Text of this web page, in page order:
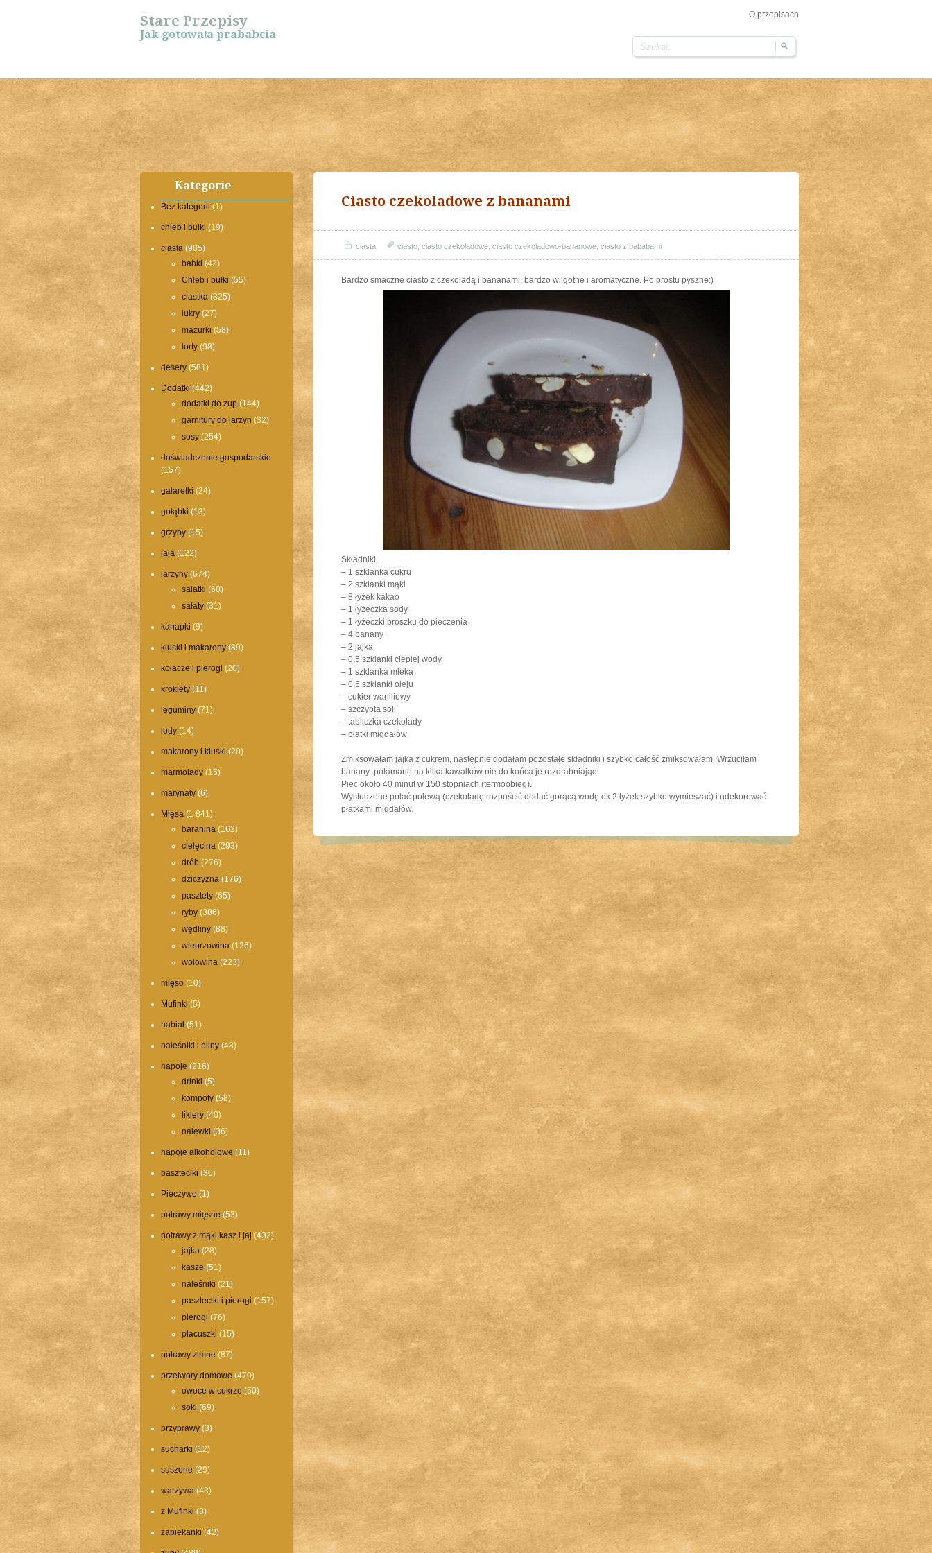
Stare Przepisy
Jak gotowała prababcia
O przepisach
Kategorie
Bez kategorii (1)
chleb i bułki (19)
ciasta (985)
babki (42)
Chleb i bułki (55)
ciastka (325)
lukry (27)
mazurki (58)
torty (98)
desery (581)
Dodatki (442)
dodatki do zup (144)
garnitury do jarzyn (32)
sosy (254)
doświadczenie gospodarskie
(157)
galaretki (24)
gołąbki (13)
grzyby (15)
jaja (122)
jarzyny (674)
sałatki (60)
sałaty (31)
kanapki (9)
kluski i makarony (89)
kołacze i pierogi (20)
krokiety (11)
leguminy (71)
lody (14)
makarony i kluski (20)
marmolady (15)
marynaty (6)
Mięsa (1 841)
baranina (162)
cielęcina (293)
drób (276)
dziczyzna (176)
pasztety (65)
ryby (386)
wędliny (88)
wieprzowina (126)
wołowina (223)
mięso (10)
Mufinki (5)
nabiał (51)
naleśniki i bliny (48)
napoje (216)
drinki (5)
kompoty (58)
likiery (40)
nalewki (36)
napoje alkoholowe (11)
paszteciki (30)
Pieczywo (1)
potrawy mięsne (53)
potrawy z mąki kasz i jaj (432)
jajka (28)
kasze (51)
naleśniki (21)
paszteciki i pierogi (157)
pierogi (76)
placuszki (15)
potrawy zimne (87)
przetwory domowe (470)
owoce w cukrze (50)
soki (69)
przyprawy (3)
sucharki (12)
suszone (29)
warzywa (43)
z Mufinki (3)
zapiekanki (42)
Ciasto czekoladowe z bananami
ciasta ciasto ciasto czekoladowe ciasto czekoladowo-bananowe ciasto z bababami
Bardzo smaczne ciasto z czekoladą i bananami, bardzo wilgotne i aromatyczne. Po prostu pyszne:)
Składniki:
– 1 szklanka cukru
– 2 szklanki mąki
– 8 łyżek kakao
– 1 łyżeczka sody
– 1 łyżeczki proszku do pieczenia
– 4 banany
– 2 jajka
– 0,5 szklanki ciepłej wody
– 1 szklanka mleka
– 0,5 szklanki oleju
– cukier waniliowy
– szczypta soli
– tabliczka czekolady
– płatki migdałów
Zmiksowałam jajka z cukrem, następnie dodałam pozostałe składniki i szybko całość zmiksowałam. Wrzuciłam
banany połamane na kilka kawałków nie do końca je rozdrabniając.
Piec około 40 minut w 150 stopniach (termoobieg).
Wystudzone polać polewą (czekoladę rozpuścić dodać gorącą wodę ok 2 łyżek szybko wymieszać) i udekorować
płatkami migdałów.